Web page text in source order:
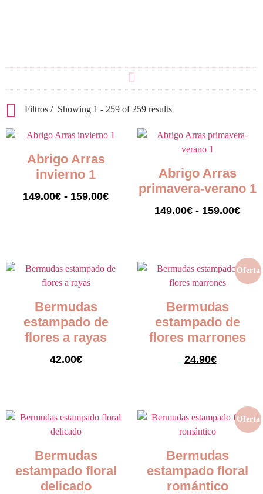
Filtros Showing 1 - 259 of 259 results
Abrigo Arras
invierno 1
149.00€ - 159.00€
Abrigo Arras
primavera-verano 1
149.00€ - 159.00€
Bermudas
estampado de
flores a rayas
42.00€
Oferta
Bermudas
estampado de
flores marrones
24.90€
Bermudas
estampado floral
delicado
Oferta
Bermudas
estampado floral
romántico